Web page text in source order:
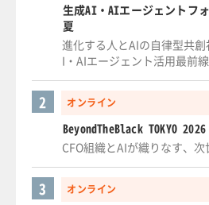
生成AI・AIエージェントフ
夏
進化する人とAIの自律型共
I・AIエージェント活用最前線
オンライン
2
BeyondTheBlack TOKYO 2026
CFO組織とAIが織りなす、
オンライン
3